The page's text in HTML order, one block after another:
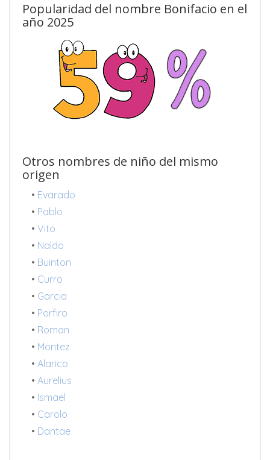
Popularidad del nombre Bonifacio en el
año 2025
Otros nombres de niño del mismo
origen
• Evarado
• Pablo
• Vito
• Naldo
• Buinton
• Curro
• Garcia
• Porfiro
• Roman
• Montez
• Alarico
• Aurelius
• Ismael
• Carolo
• Dantae